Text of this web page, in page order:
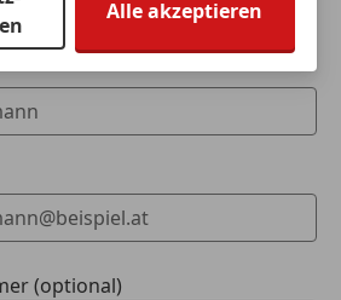
(optional)
Alle akzeptieren